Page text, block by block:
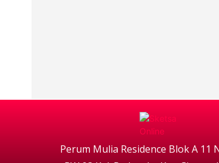
Perum Mulia Residence Blok A 11